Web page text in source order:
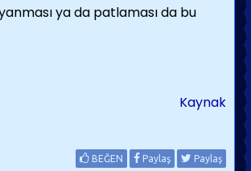
ya da patlaması da bu
Kaynak
BEĞEN Paylaş Paylaş